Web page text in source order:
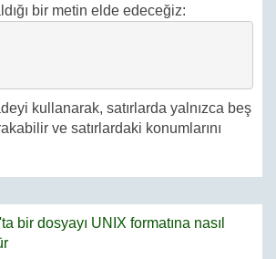
bir metin elde edeceğiz:
kullanarak, satırlarda yalnızca beş
ve satırlardaki konumlarını
bir dosyayı UNIX formatına nasıl